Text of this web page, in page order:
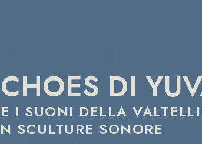
DI
I SUONI DELLA
SCULTURE SONORE